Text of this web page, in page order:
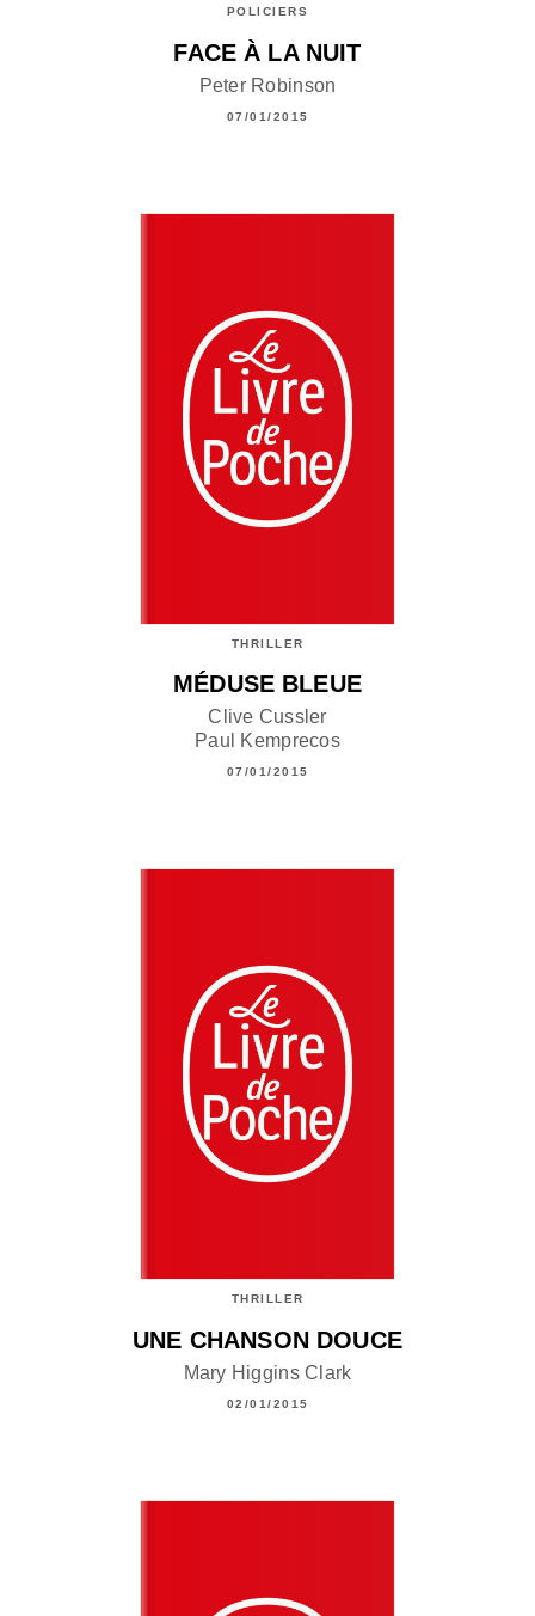
POLICIERS
FACE À LA NUIT
Peter Robinson
07/01/2015
THRILLER
MÉDUSE BLEUE
Clive Cussler
Paul Kemprecos
07/01/2015
THRILLER
UNE CHANSON DOUCE
Mary Higgins Clark
02/01/2015